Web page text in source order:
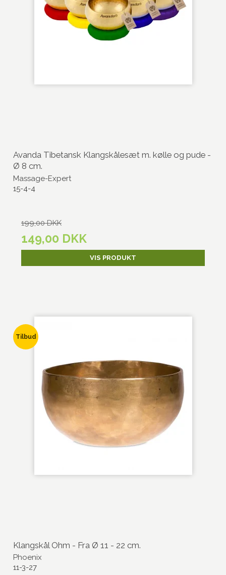
Avanda Tibetansk Klangskålesæt m. kølle og pude -
Ø 8 cm.
Massage-Expert
15-4-4
199,00 DKK
149,00 DKK
VIS PRODUKT
Tilbud
Klangskål Ohm - Fra Ø 11 - 22 cm.
Phoenix
11-3-27